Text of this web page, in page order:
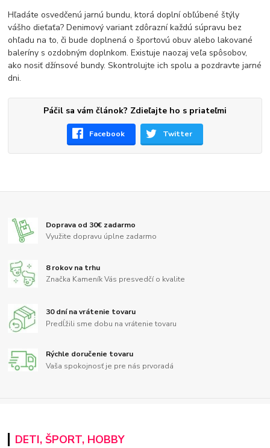
Hľadáte osvedčenú jarnú bundu, ktorá doplní obľúbené štýly
vášho dieťaťa? Denimový variant zdôrazní každú súpravu bez
ohľadu na to, či bude doplnená o športovú obuv alebo lakované
baleríny s ozdobným doplnkom. Existuje naozaj veľa spôsobov,
ako nosiť džínsové bundy. Skontrolujte ich spolu a pozdravte jarné
dni.
Páčil sa vám článok? Zdieľajte ho s priateľmi
Facebook Twitter
Doprava od 30€ zadarmo
Využite dopravu úplne zadarmo
8 rokov na trhu
Značka Kameník Vás presvedčí o kvalite
30 dní na vrátenie tovaru
Predĺžili sme dobu na vrátenie tovaru
Rýchle doručenie tovaru
Vaša spokojnosť je pre nás prvoradá
DETI, ŠPORT, HOBBY